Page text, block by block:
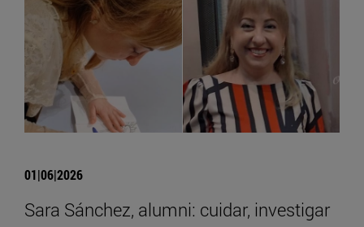
01|06|2026
Sara Sánchez, alumni: cuidar, investigar